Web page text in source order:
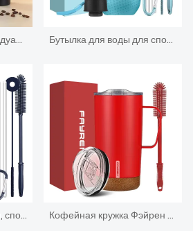
Новый дизайн, индивидуальные изолированные дорожные стаканы, стакан для кофе из нержавеющей стали с вакуумной изоляцией и крышкой Бутылка для воды для спортивных напитков из нержавеющей стали под частной маркой
Фэйрен, новый дизайн, спортивная бутылка для воды из нержавеющей стали, термос с маленьким горлом, термосы с вакуумной изоляцией и соломенной крышкой Кофейная кружка Фэйрен из нержавеющей стали на 16 унций с пробковым дном Кофейная кружка Кофейная кружка с нескользящим пробковым дном Кофейная кружка с ручкой